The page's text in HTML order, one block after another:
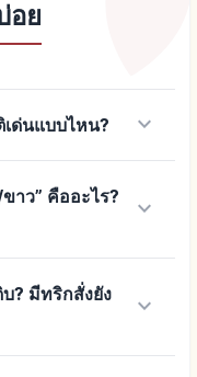
อย
ด่นแบบไหน? keyboard_arrow_down
าว” คืออะไร?
keyboard_arrow_down
? มีทริกสั่งยัง
keyboard_arrow_down